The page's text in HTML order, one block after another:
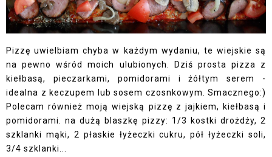
Pizzę uwielbiam chyba w każdym wydaniu, te wiejskie są
na pewno wśród moich ulubionych. Dziś prosta pizza z
kiełbasą, pieczarkami, pomidorami i żółtym serem -
idealna z keczupem lub sosem czosnkowym. Smacznego:)
Polecam również moją wiejską pizzę z jajkiem, kiełbasą i
pomidorami. na dużą blaszkę pizzy: 1/3 kostki drożdży, 2
szklanki mąki, 2 płaskie łyżeczki cukru, pół łyżeczki soli,
3/4 szklanki...